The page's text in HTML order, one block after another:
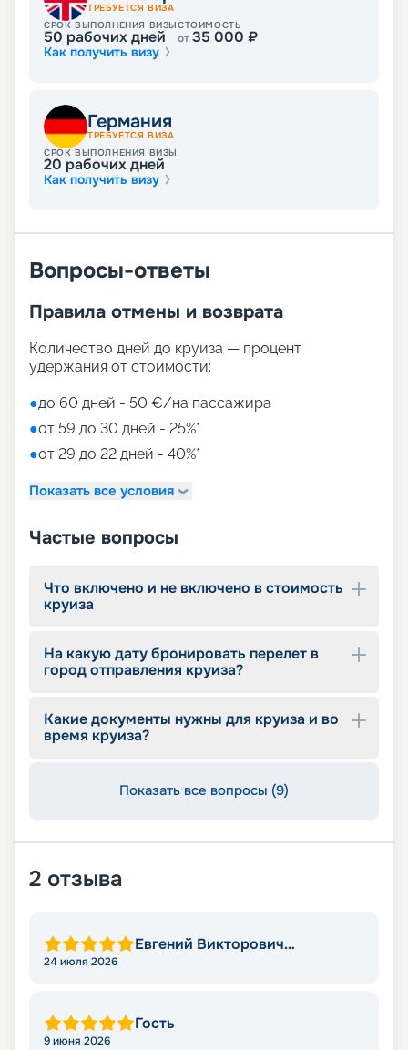
ТРЕБУЕТСЯ ВИЗА
СРОК ВЫПОЛНЕНИЯ ВИЗЫ
50 рабочих дней
СТОИМОСТЬ
от35 000 ₽
Как получить визу
Германия
ТРЕБУЕТСЯ ВИЗА
СРОК ВЫПОЛНЕНИЯ ВИЗЫ
20 рабочих дней
Как получить визу
Вопросы-ответы
Правила отмены и возврата
Количество дней до круиза — процент
удержания от стоимости:
●до 60 дней - 50 €/на пассажира
●от 59 до 30 дней - 25%*
●от 29 до 22 дней - 40%*
Показать все условия
Частые вопросы
Что включено и не включено в стоимость
круиза
На какую дату бронировать перелет в
город отправления круиза?
Какие документы нужны для круиза и во
время круиза?
Показать все вопросы (9)
2 отзыва
Евгений Викторович
24 июля 2026
Гость
9 июня 2026